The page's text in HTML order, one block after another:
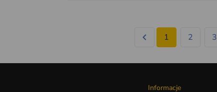
1 2 3
Informacje